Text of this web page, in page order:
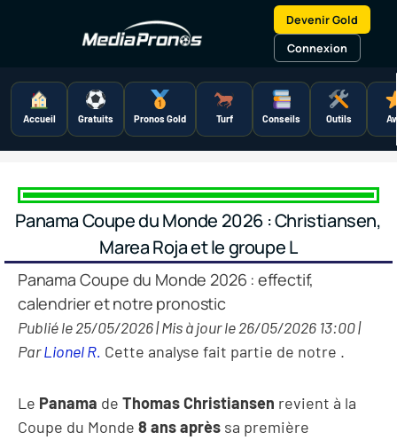
Devenir Gold
Connexion
Accueil Gratuits Pronos Gold Turf Conseils Outils
Panama Coupe du Monde 2026 : Christiansen,
Marea Roja et le groupe L
Panama Coupe du Monde 2026 : effectif,
calendrier et notre pronostic
Publié le 25/05/2026 | Mis à jour le 26/05/2026 13:00 |
ParLionel R. Cette analyse fait partie de notre .
Le Panama de Thomas Christiansen revient à la
Coupe du Monde 8 ans après sa première